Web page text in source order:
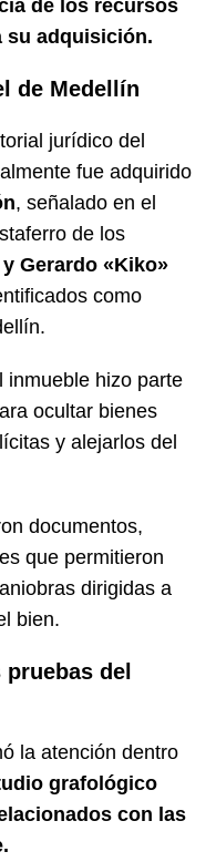
de los recursos
su adquisición.
de Medellín
jurídico del
fue adquirido
, señalado en el
de los
Gerardo «Kiko»
como
inmueble hizo parte
ocultar bienes
y alejarlos del
documentos,
que permitieron
dirigidas a
bien.
del
la atención dentro
grafológico
con las